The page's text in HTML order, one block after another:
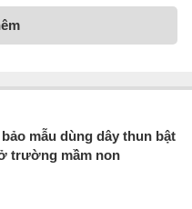
mẫu dùng dây thun bật
trường mầm non